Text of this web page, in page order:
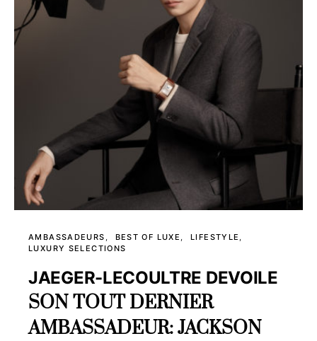
AMBASSADEURS BEST OF LUXE
LIFESTYLE
LUXURY SELECTIONS
JAEGER-LECOULTRE DEVOILE
SON TOUT DERNIER
AMBASSADEUR: JACKSON